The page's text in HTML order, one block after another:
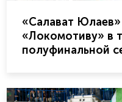
«Салават Юлаев»
«Локомотиву» в
полуфинальной